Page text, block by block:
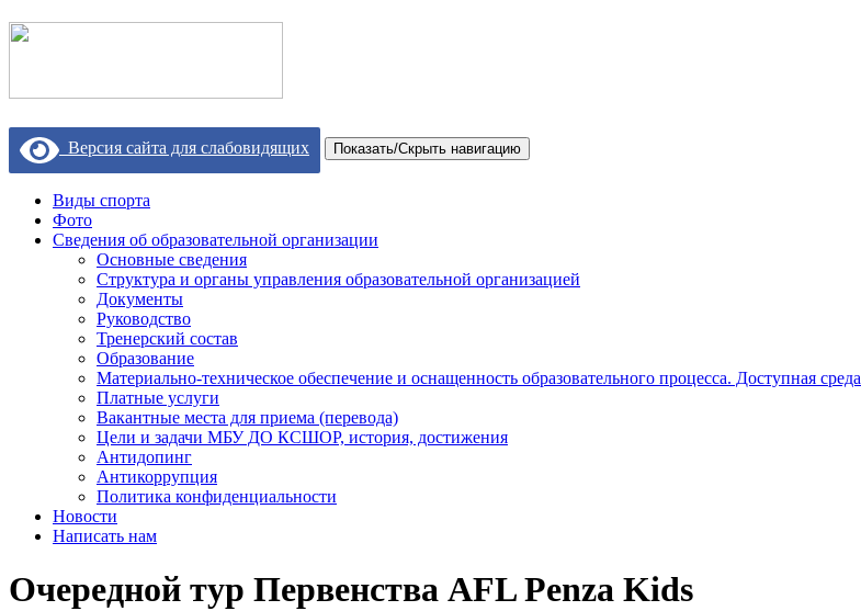
Версия сайта для слабовидящих Показать/Скрыть навигацию
Виды спорта
Фото
Сведения об образовательной организации
Основные сведения
Структура и органы управления образовательной организацией
Документы
Руководство
Тренерский состав
Образование
Материально-техническое обеспечение и оснащенность образовательного процесса. Доступная среда
Платные услуги
Вакантные места для приема (перевода)
Цели и задачи МБУ ДО КСШОР, история, достижения
Антидопинг
Антикоррупция
Политика конфиденциальности
Новости
Написать нам
Очередной тур Первенства AFL Penza Kids